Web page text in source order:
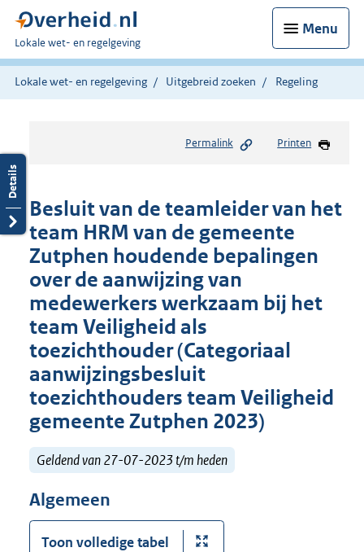
Menu
U
bent
hier:
Lokale wet- en regelgeving
Lokale wet- en regelgeving Uitgebreid zoeken Regeling
Permalink Printen
Besluit van de teamleider van het
team HRM van de gemeente
Zutphen houdende bepalingen
over de aanwijzing van
medewerkers werkzaam bij het
team Veiligheid als
toezichthouder (Categoriaal
aanwijzingsbesluit
toezichthouders team Veiligheid
gemeente Zutphen 2023)
Geldend van 27-07-2023 t/m heden
Algemeen
Toon volledige tabel